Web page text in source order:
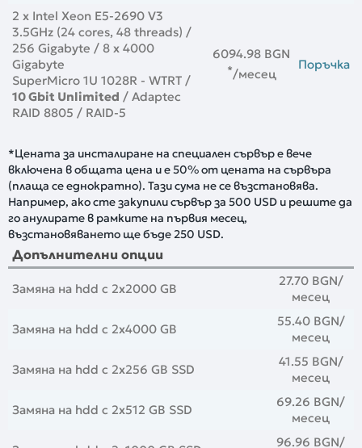
2 x Intel Xeon E5-2690 V3
3.5GHz (24 cores, 48 threads) /
256 Gigabyte / 8 x 4000
Gigabyte
SuperMicro 1U 1028R - WTRT /
10 Gbit Unlimited / Adaptec
RAID 8805 / RAID-5
6094.98 BGN
*/месец
Поръчка
*Цената за инсталиране на специален сървър е вече
включена в общата цена и е 50% от цената на сървъра
(плаща се еднократно). Тази сума не се възстановява.
Например, ако сте закупили сървър за 500 USD и решите да
го анулирате в рамките на първия месец,
възстановяването ще бъде 250 USD.
Допълнителни опции
Замяна на hdd с 2x2000 GB
27.70 BGN/
месец
Замяна на hdd с 2x4000 GB
55.40 BGN/
месец
Замяна на hdd с 2x256 GB SSD
41.55 BGN/
месец
Замяна на hdd с 2x512 GB SSD
69.26 BGN/
месец
96.96 BGN/